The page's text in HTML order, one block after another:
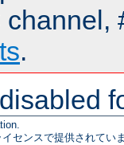
.
イセンスで提供されてい